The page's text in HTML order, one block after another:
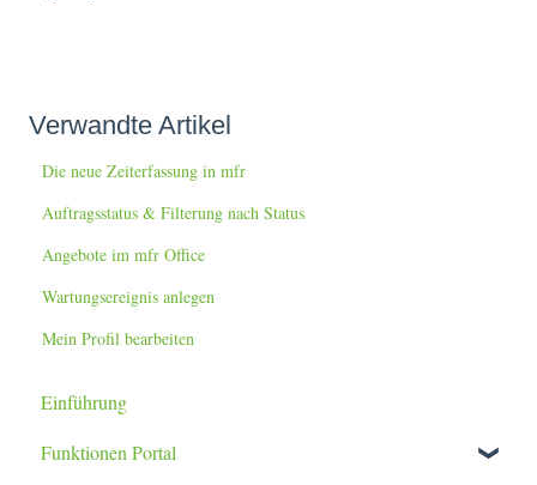
Verwandte Artikel
Die neue Zeiterfassung in mfr
Auftragsstatus & Filterung nach Status
Angebote im mfr Office
Wartungsereignis anlegen
Mein Profil bearbeiten
Einführung
Funktionen Portal